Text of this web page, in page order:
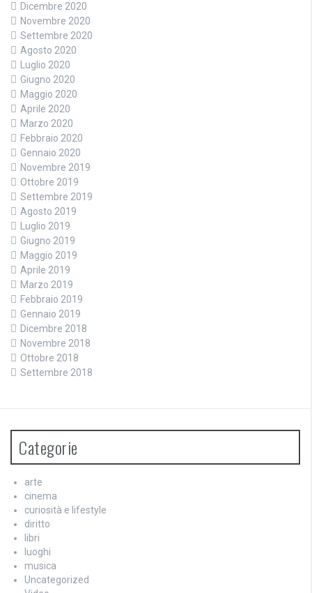
Dicembre 2020
Novembre 2020
Settembre 2020
Agosto 2020
Luglio 2020
Giugno 2020
Maggio 2020
Aprile 2020
Marzo 2020
Febbraio 2020
Gennaio 2020
Novembre 2019
Ottobre 2019
Settembre 2019
Agosto 2019
Luglio 2019
Giugno 2019
Maggio 2019
Aprile 2019
Marzo 2019
Febbraio 2019
Gennaio 2019
Dicembre 2018
Novembre 2018
Ottobre 2018
Settembre 2018
Categorie
arte
cinema
curiosità e lifestyle
diritto
libri
luoghi
musica
Uncategorized